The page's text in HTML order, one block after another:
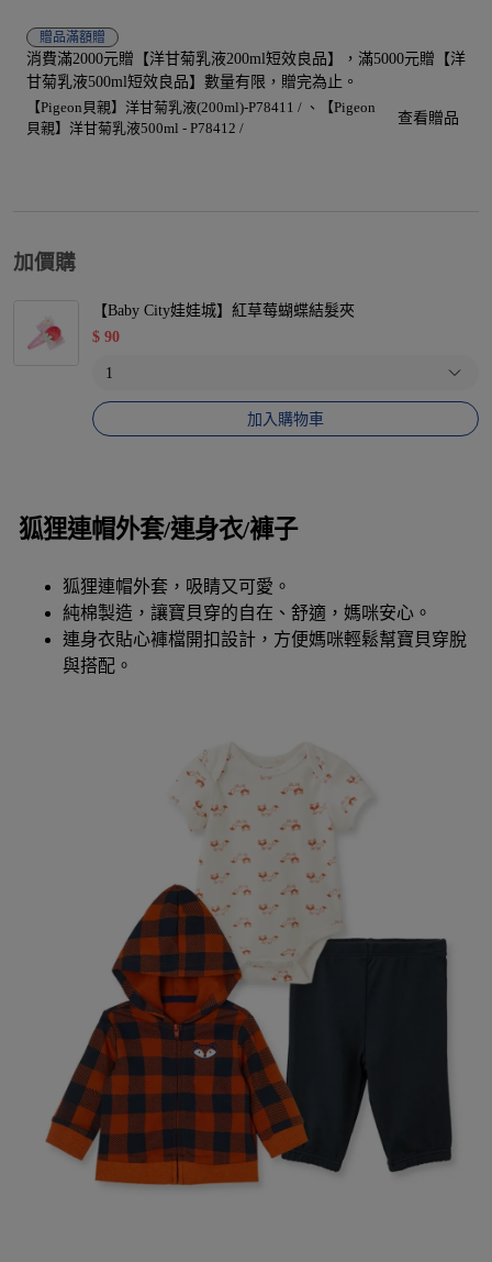
贈品滿額贈
消費滿2000元贈【洋甘菊乳液200ml短效良品】，滿5000元贈【洋
甘菊乳液500ml短效良品】數量有限，贈完為止。
【Pigeon貝親】洋甘菊乳液(200ml)-P78411 /
【Pigeon
貝親】洋甘菊乳液500ml - P78412 /
查看贈品
加價購
【Baby City娃娃城】紅草莓蝴蝶結髮夾
$ 90
加入購物車
狐狸連帽外套/連身衣/褲子
狐狸連帽外套，吸睛又可愛。
純棉製造，讓寶貝穿的自在、舒適，媽咪安心。
連身衣貼心褲檔開扣設計，方便媽咪輕鬆幫寶貝穿脫
與搭配。